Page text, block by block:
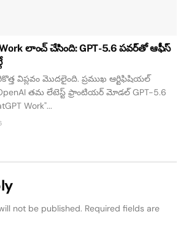
Work లాంచ్ చేసింది: GPT-5.6 పవర్‌తో ఆఫీస్
విప్లవం మొదలైంది. ప్రముఖ ఆర్టిఫిషియల్
తమ లేటెస్ట్ ఫ్రాంటియర్ మోడల్ GPT-5.6
Work"...
not be published. Required fields are